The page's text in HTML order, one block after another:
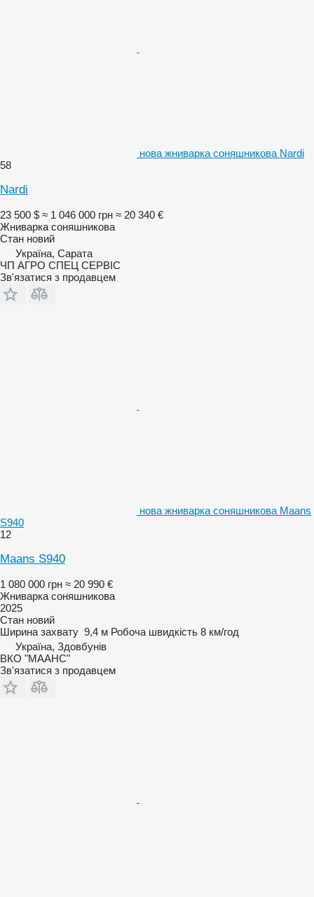
нова жниварка соняшникова Nardi
58
Nardi
23 500 $ ≈ 1 046 000 грн ≈ 20 340 €
Жниварка соняшникова
Стан новий
Україна, Сарата
ЧП АГРО СПЕЦ СЕРВІС
Зв'язатися з продавцем
нова жниварка соняшникова Maans
S940
12
Maans S940
1 080 000 грн ≈ 20 990 €
Жниварка соняшникова
2025
Стан новий
Ширина захвату 9,4 м Робоча швидкість 8 км/год
Україна, Здовбунів
ВКО "МААНС"
Зв'язатися з продавцем